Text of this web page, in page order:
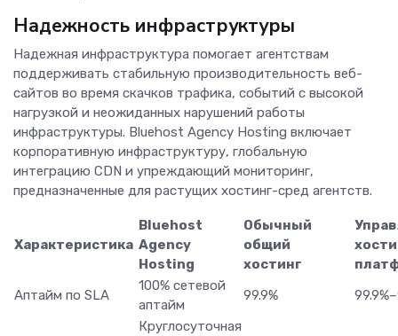
Надежность инфраструктуры
Надежная инфраструктура помогает агентствам
поддерживать стабильную производительность веб-
сайтов во время скачков трафика, событий с высокой
нагрузкой и неожиданных нарушений работы
инфраструктуры. Bluehost Agency Hosting включает
корпоративную инфраструктуру, глобальную
интеграцию CDN и упреждающий мониторинг,
предназначенные для растущих хостинг-сред агентств.
Характеристика
Bluehost
Agency
Hosting
Обычный
общий
хостинг
Аптайм по SLA
100% сетевой
аптайм
99.9%
Круглосуточная